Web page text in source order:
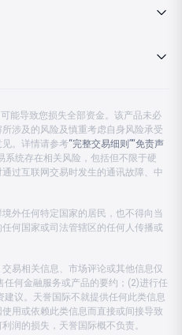
能导致您损失全部资金。该产品未必
涉及的风险及慎重考虑自身风险承受
。详情请参考“完整交易细则”“免责声
系统存在相关风险，包括但不限于硬
过互联网交易时发生的通讯故障、中
外任何特定国家的居民，也不得向当
何国家或司法管辖区的任何人传播或
易相关信息、市场评论或其他信息仅
何金融服务或产品的要约；(2)进行任
议。天誉国际不就提供任何此类信息
用或依赖此类信息而直接或间接导致
润的损失，天誉国际概不负责。